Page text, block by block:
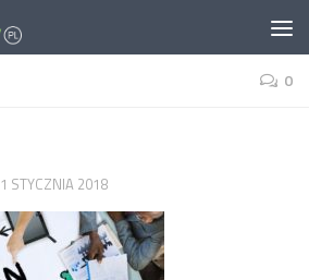
0
1 STYCZNIA 2018